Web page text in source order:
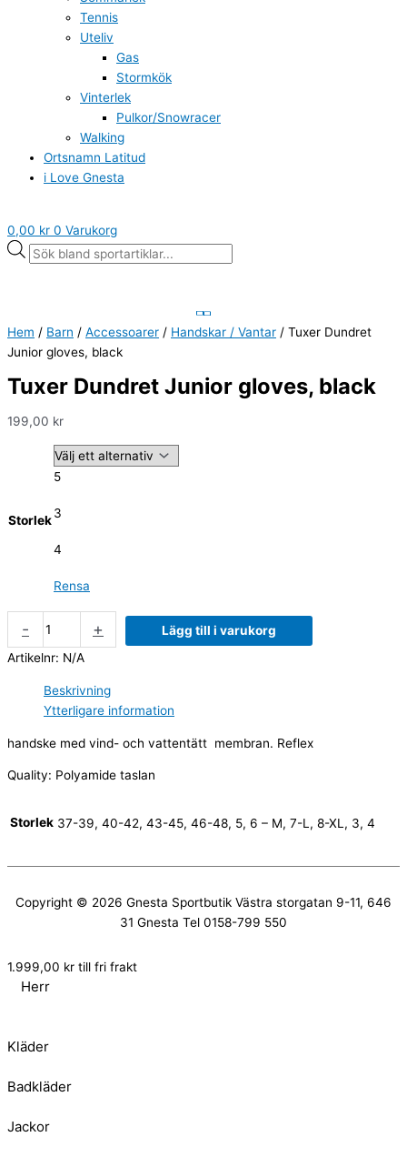
Tennis
Uteliv
Gas
Stormkök
Vinterlek
Pulkor/Snowracer
Walking
Ortsnamn Latitud
i Love Gnesta
0,00 kr 0 Varukorg
Hem / Barn / Accessoarer / Handskar / Vantar / Tuxer Dundret
Junior gloves, black
Tuxer Dundret Junior gloves, black
199,00 kr
Storlek
5
3
4
Rensa
- +
Lägg till i varukorg
Artikelnr: N/A
Beskrivning
Ytterligare information
handske med vind- och vattentätt membran. Reflex
Quality: Polyamide taslan
Storlek 37-39, 40-42, 43-45, 46-48, 5, 6 – M, 7-L, 8-XL, 3, 4
Copyright © 2026 Gnesta Sportbutik Västra storgatan 9-11, 646
31 Gnesta Tel 0158-799 550
1.999,00 kr till fri frakt
Herr
Kläder
Badkläder
Jackor